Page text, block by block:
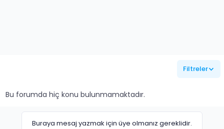
Filtreler
Bu forumda hiç konu bulunmamaktadır.
Buraya mesaj yazmak için üye olmanız gereklidir.